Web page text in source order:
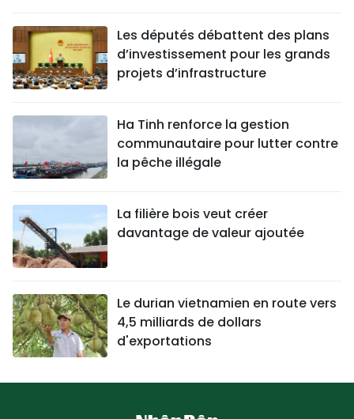
Les députés débattent des plans
d’investissement pour les grands
projets d’infrastructure
Ha Tinh renforce la gestion
communautaire pour lutter contre
la pêche illégale
La filière bois veut créer
davantage de valeur ajoutée
Le durian vietnamien en route vers
4,5 milliards de dollars
d'exportations